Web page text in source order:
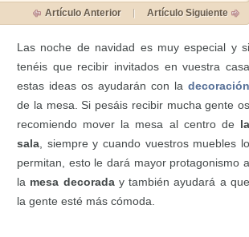
Artículo Anterior Artículo Siguiente
Las noche de navidad es muy especial y si
tenéis que recibir invitados en vuestra casa
estas ideas os ayudarán con la decoración
de la mesa. Si pesáis recibir mucha gente os
recomiendo mover la mesa al centro de la
sala , siempre y cuando vuestros muebles lo
permitan, esto le dará mayor protagonismo a
la mesa decoraday también ayudará a que
la gente esté más cómoda.